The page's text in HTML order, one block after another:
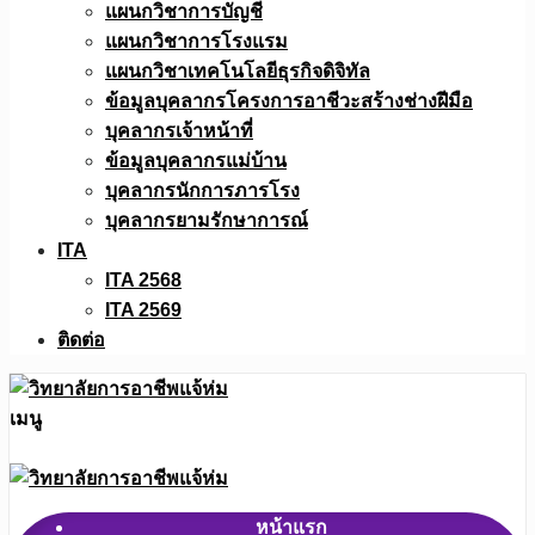
แผนกวิชาการบัญชี
แผนกวิชาการโรงแรม
แผนกวิชาเทคโนโลยีธุรกิจดิจิทัล
ข้อมูลบุคลากรโครงการอาชีวะสร้างช่างฝีมือ
บุคลากรเจ้าหน้าที่
ข้อมูลบุคลากรแม่บ้าน
บุคลากรนักการภารโรง
บุคลากรยามรักษาการณ์
ITA
ITA 2568
ITA 2569
ติดต่อ
เมนู
หน้าแรก